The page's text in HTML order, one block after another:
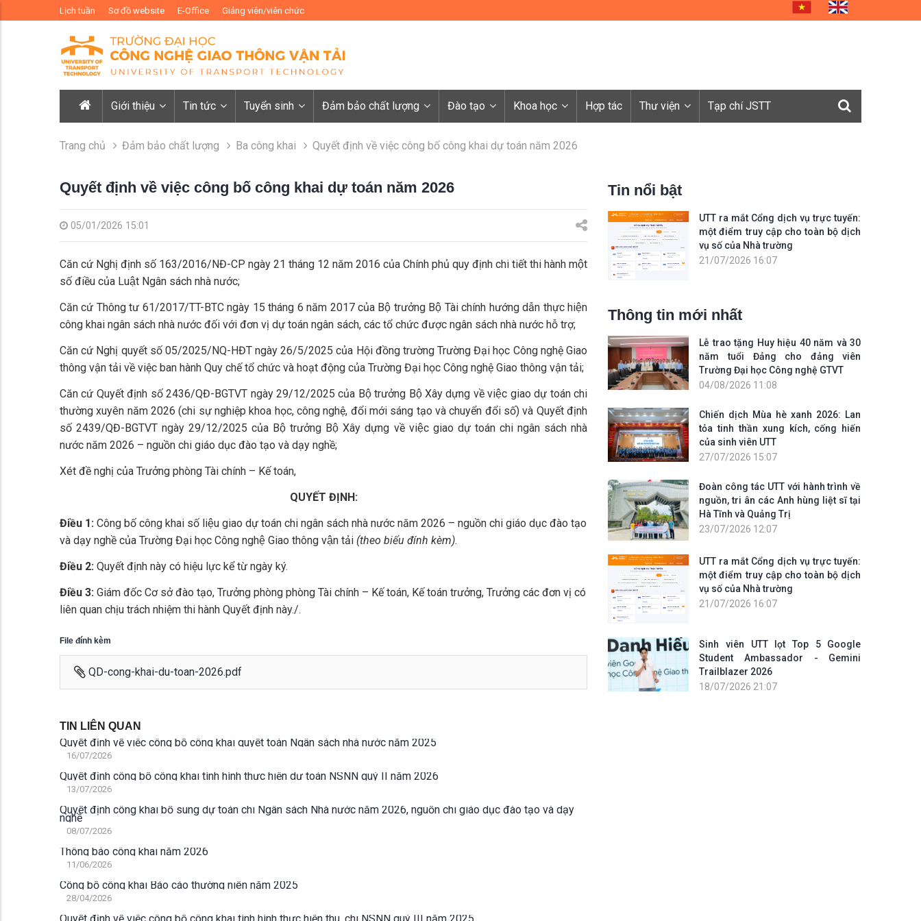
Lịch tuần Sơ đồ website E-Office Giảng viên/viên chức
Giới thiệu Tin tức Tuyển sinh Đảm bảo chất lượng Đào tạo Khoa học Hợp tác Thư viện Tạp chí JSTT
Trang chủ Đảm bảo chất lượng Ba công khai Quyết định về việc công bố công khai dự toán năm 2026
Quyết định về việc công bố công khai dự toán năm 2026
05/01/2026 15:01
Căn cứ Nghị định số 163/2016/NĐ-CP ngày 21 tháng 12 năm 2016 của Chính phủ quy định chi tiết thi hành một
số điều của Luật Ngân sách nhà nước;
Căn cứ Thông tư 61/2017/TT-BTC ngày 15 tháng 6 năm 2017 của Bộ trưởng Bộ Tài chính hướng dẫn thực hiện
công khai ngân sách nhà nước đối với đơn vị dự toán ngân sách, các tổ chức được ngân sách nhà nước hỗ trợ;
Căn cứ Nghị quyết số 05/2025/NQ-HĐT ngày 26/5/2025 của Hội đồng trường Trường Đại học Công nghệ Giao
thông vận tải về việc ban hành Quy chế tổ chức và hoạt động của Trường Đại học Công nghệ Giao thông vận tải;
Căn cứ Quyết định số 2436/QĐ-BGTVT ngày 29/12/2025 của Bộ trưởng Bộ Xây dựng về việc giao dự toán chi
thường xuyên năm 2026 (chi sự nghiệp khoa học, công nghệ, đổi mới sáng tạo và chuyển đổi số) và Quyết định
số 2439/QĐ-BGTVT ngày 29/12/2025 của Bộ trưởng Bộ Xây dựng về việc giao dự toán chi ngân sách nhà
nước năm 2026 – nguồn chi giáo dục đào tạo và dạy nghề;
Xét đề nghị của Trưởng phòng Tài chính – Kế toán,
QUYẾT ĐỊNH:
Điều 1: Công bố công khai số liệu giao dự toán chi ngân sách nhà nước năm 2026 – nguồn chi giáo dục đào tạo
và dạy nghề của Trường Đại học Công nghệ Giao thông vận tải (theo biểu đính kèm).
Điều 2: Quyết định này có hiệu lực kể từ ngày ký.
Điều 3: Giám đốc Cơ sở đào tạo, Trưởng phòng phòng Tài chính – Kế toán, Kế toán trưởng, Trưởng các đơn vị có
liên quan chịu trách nhiệm thi hành Quyết định này./.
File đính kèm
QD-cong-khai-du-toan-2026.pdf
TIN LIÊN QUAN
Quyết định về việc công bố công khai quyết toán Ngân sách nhà nước năm 2025
16/07/2026
Quyết định công bố công khai tình hình thực hiện dự toán NSNN quý II năm 2026
13/07/2026
Quyết định công khai bổ sung dự toán chi Ngân sách Nhà nước năm 2026, nguồn chi giáo dục đào tạo và dạy
nghề
08/07/2026
Thông báo công khai năm 2026
11/06/2026
Công bố công khai Báo cáo thường niên năm 2025
28/04/2026
Tin nổi bật
UTT ra mắt Cổng dịch vụ trực tuyến:
một điểm truy cập cho toàn bộ dịch
vụ số của Nhà trường
21/07/2026 16:07
Thông tin mới nhất
Lễ trao tặng Huy hiệu 40 năm và 30
năm tuổi Đảng cho đảng viên
Trường Đại học Công nghệ GTVT
04/08/2026 11:08
Chiến dịch Mùa hè xanh 2026: Lan
tỏa tinh thần xung kích, cống hiến
của sinh viên UTT
27/07/2026 15:07
Đoàn công tác UTT với hành trình về
nguồn, tri ân các Anh hùng liệt sĩ tại
Hà Tĩnh và Quảng Trị
23/07/2026 12:07
UTT ra mắt Cổng dịch vụ trực tuyến:
một điểm truy cập cho toàn bộ dịch
vụ số của Nhà trường
21/07/2026 16:07
Sinh viên UTT lọt Top 5 Google
Student Ambassador - Gemini
Trailblazer 2026
18/07/2026 21:07